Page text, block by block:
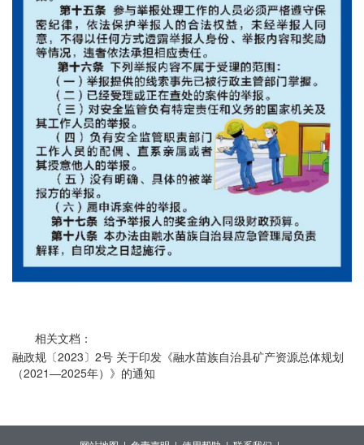
相关文档：
融政规〔2023〕2号 关于印发《融水苗族自治县矿产资源总体规划
（2021—2025年）》的通知